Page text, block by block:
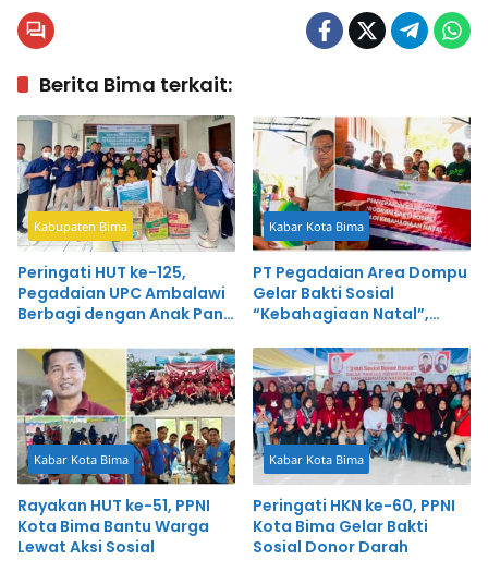
Berita Bima terkait:
Kabupaten Bima
Peringati HUT ke-125,
Pegadaian UPC Ambalawi
Berbagi dengan Anak Panti
Kabar Kota Bima
PT Pegadaian Area Dompu
Gelar Bakti Sosial
“Kebahagiaan Natal”,
Sembako Senilai Rp25 Juta
Kabar Kota Bima
Rayakan HUT ke-51, PPNI
Kota Bima Bantu Warga
Lewat Aksi Sosial
Kabar Kota Bima
Peringati HKN ke-60, PPNI
Kota Bima Gelar Bakti
Sosial Donor Darah